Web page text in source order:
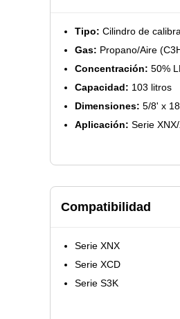
Tipo: Cilindro de
Gas: Propano/Aire
Concentración: 50%
Capacidad: 103 litros
Dimensiones: 5/8' x
Aplicación: Serie
Compatibilidad
Serie XNX
Serie XCD
Serie S3K